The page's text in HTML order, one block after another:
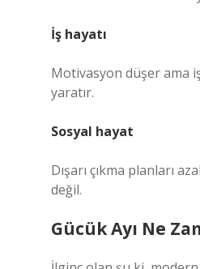
İş hayatı
Motivasyon düşer ama
yaratır.
Sosyal hayat
Dışarı çıkma planları
değil.
Gücük Ayı Ne